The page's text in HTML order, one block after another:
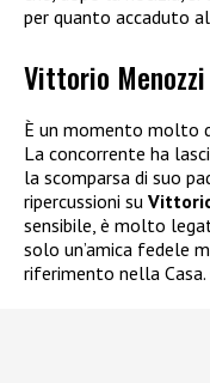
per quanto accaduto
Vittorio
È un momento molto
La concorrente ha
la scomparsa di suo
ripercussioni su
sensibile, è molto
solo un’amica fedele
riferimento nella Casa.